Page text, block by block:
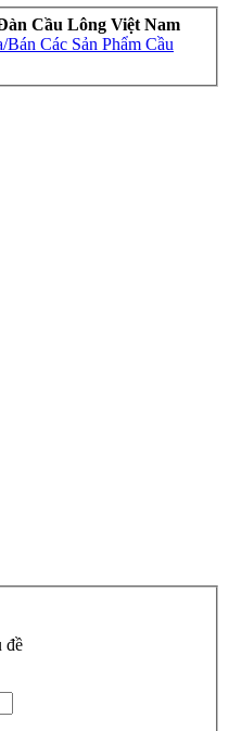
Cầu Lông Việt Nam
Bán Các Sản Phẩm Cầu
đề